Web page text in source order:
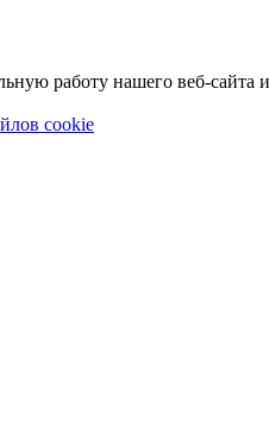
работу нашего веб-сайта
cookie